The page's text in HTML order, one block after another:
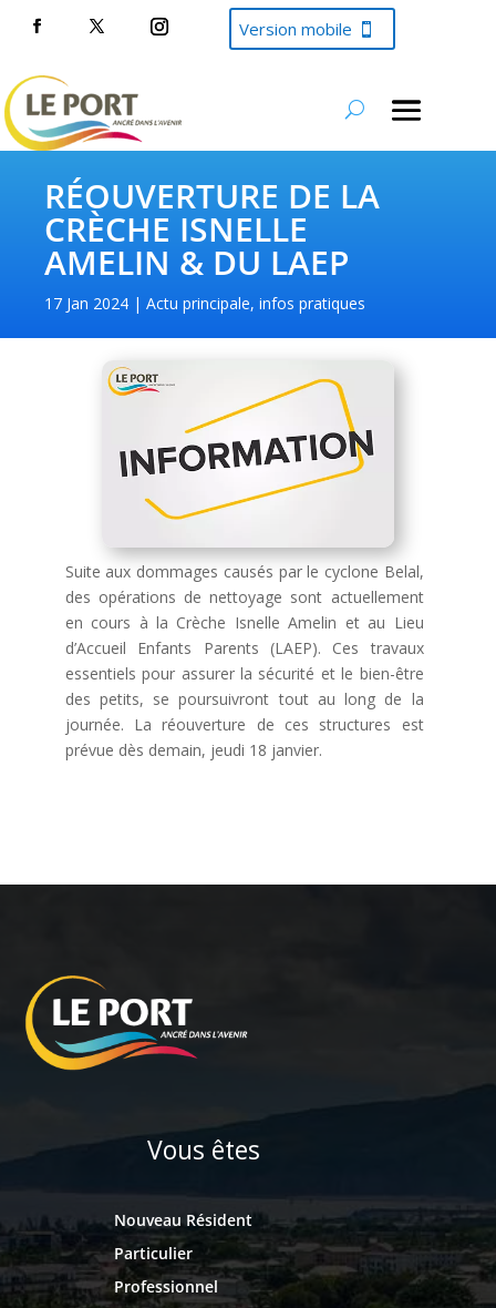
Version mobile
RÉOUVERTURE DE LA
CRÈCHE ISNELLE
AMELIN & DU LAEP
17 Jan 2024 Actu principale,infos pratiques
Suite aux dommages causés par le cyclone Belal,
des opérations de nettoyage sont actuellement
en cours à la Crèche Isnelle Amelin et au Lieu
d’Accueil Enfants Parents (LAEP). Ces travaux
essentiels pour assurer la sécurité et le bien-être
des petits, se poursuivront tout au long de la
journée. La réouverture de ces structures est
prévue dès demain, jeudi 18 janvier.
Vous êtes
Nouveau Résident
Particulier
Professionnel